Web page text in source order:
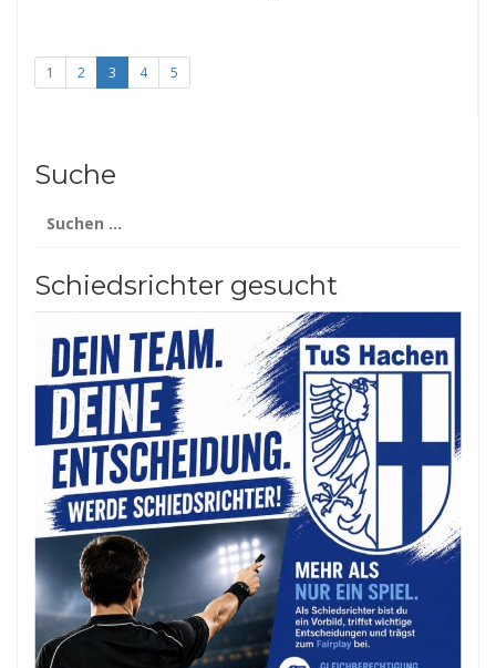
1 2 3 4 5
Suche
nach:
Schiedsrichter gesucht